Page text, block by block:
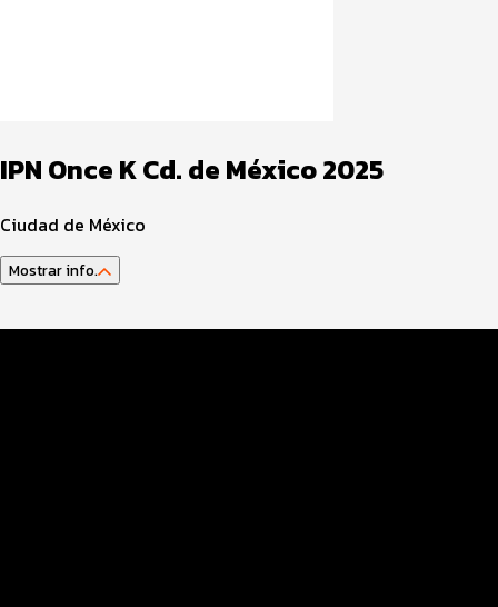
IPN Once K Cd. de México 2025
Ciudad de México
Mostrar info.